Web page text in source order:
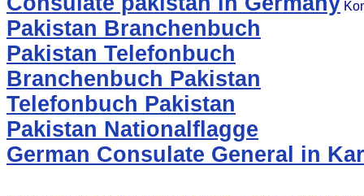
Pakistan Branchenbuch
Pakistan Telefonbuch
Branchenbuch Pakistan
Telefonbuch Pakistan
Pakistan Nationalflagge
German Consulate General in